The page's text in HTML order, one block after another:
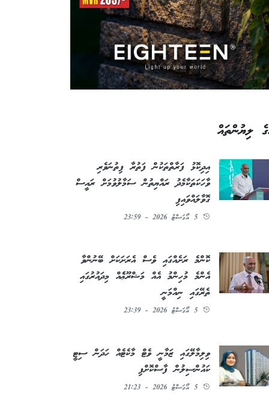
ލިޔުންތައް
އިދިކޮޅު ފަރާތްތަކުން ފަތުރާ ފިތުނަވެރި
ވާހަކަތަކާމެދު ރައްޔިތުން ސަމާލުވުމަށް ރައީސް
ގޮވާލައްވައިފި
5 އޯގަސްޓު 2026 - 23:59
ކޮންމެ ރަށެއްގައި ވެސް އެރަށަކަށް ބޭނުންވާ
އެންމެ މުހިންމު އެއް މަޝްރޫޢެެއް މިދައުރުގައި
ތެރޭގައި ނިއްމަނީ
5 އޯގަސްޓު 2026 - 23:39
ވިލިމާލޭގައި ޒަމާނީ ވެޓް މާކެޓެއް ހަދަން ސިޓީ
ކައުންސިލުން ފާސްކޮށްފި
5 އޯގަސްޓު 2026 - 21:23